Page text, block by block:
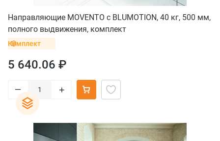
Направляющие MOVENTO с BLUMOTION, 40 кг, 500 мм,
полного выдвижения, комплект
Комплект
5 640.06 ₽
– +